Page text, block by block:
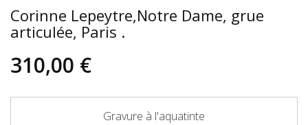
Corinne Lepeytre,Notre Dame, grue
articulée, Paris .
310,00 €
Gravure à l'aquatinte